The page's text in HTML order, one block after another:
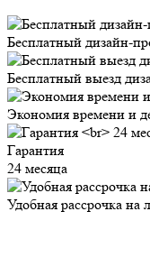
Бесплатный дизайн-
Бесплатный выезд
Экономия времени и
Гарантия
24 месяца
Удобная рассрочка на